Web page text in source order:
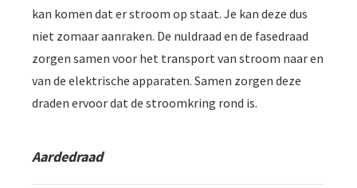
kan komen dat er stroom op staat. Je kan deze dus
niet zomaar aanraken. De nuldraad en de fasedraad
zorgen samen voor het transport van stroom naar en
van de elektrische apparaten. Samen zorgen deze
draden ervoor dat de stroomkring rond is.
Aardedraad